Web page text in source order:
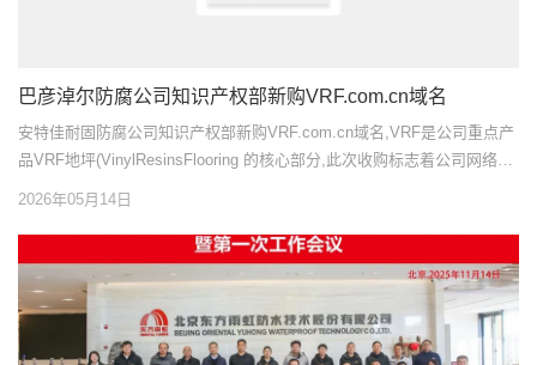
巴彦淖尔防腐公司知识产权部新购VRF.com.cn域名
安特佳耐固防腐公司知识产权部新购VRF.com.cn域名,VRF是公司重点产
品VRF地坪(VinylResinsFlooring 的核心部分,此次收购标志着公司网络知
识产权又迈出了坚实的一步,VRF地坪是公司在2026年着重打造的超强耐
2026年05月14日